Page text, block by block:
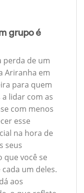
grupo é
perda de um
Ariranha em
para quem
lidar com as
com menos
esse
na hora de
seus
você se
um deles.
aos